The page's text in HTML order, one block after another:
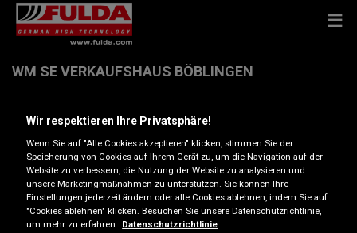
WM SE VERKAUFSHAUS BÖBLINGEN
Rudolf-Diesel-Str. 10 , 71032 BÖBLINGEN
Anfahrtsbeschreibung
Telefonnummer anzeigen
Wir respektieren Ihre Privatsphäre!
Wenn Sie auf "Alle Cookies akzeptieren" klicken, stimmen Sie der
Speicherung von Cookies auf Ihrem Gerät zu, um die Navigation auf der
Website zu verbessern, die Nutzung der Website zu analysieren und
unsere Marketingmaßnahmen zu unterstützen. Sie können Ihre
Einstellungen jederzeit ändern oder alle Cookies ablehnen, indem Sie auf
"Cookies ablehnen" klicken. Besuchen Sie unsere Datenschutzrichtlinie,
um mehr zu erfahren. Datenschutzrichtlinie